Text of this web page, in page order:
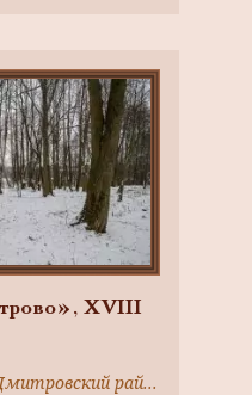
ХVIII
Московская область, Дмитровский район, с. Батюшково